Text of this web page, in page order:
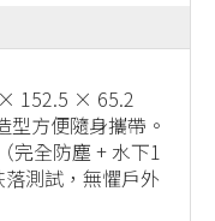
152.5 × 65.2
型方便隨身攜帶。
完全防塵 + 水下1
測試，無懼戶外